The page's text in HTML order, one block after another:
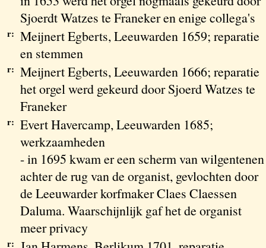
Sjoerdt Watzes te Franeker en enige collega's
r: Meijnert Egberts, Leeuwarden 1659; reparatie
en stemmen
r: Meijnert Egberts, Leeuwarden 1666; reparatie
het orgel werd gekeurd door Sjoerd Watzes te
Franeker
r: Evert Havercamp, Leeuwarden 1685;
werkzaamheden
- in 1695 kwam er een scherm van wilgentenen
achter de rug van de organist, gevlochten door
de Leeuwarder korfmaker Claes Claessen
Daluma. Waarschijnlijk gaf het de organist
meer privacy
r: